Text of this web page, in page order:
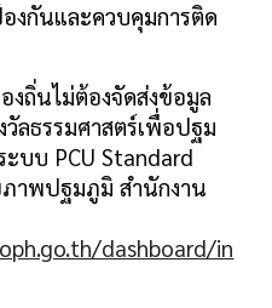
งกันและควบคุมการติด
งถิ่นไม่ต้องจัดส่งข้อมูล
ลธรรมศาสตร์เพื่อปฐม
บบ PCU Standard
าพปฐมภูมิ สำนักงาน
dashboard/in